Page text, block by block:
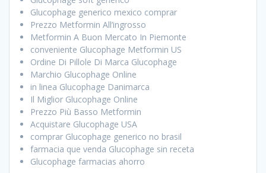
Glucophage generico mexico comprar
Prezzo Metformin All’ingrosso
Metformin A Buon Mercato In Piemonte
conveniente Glucophage Metformin US
Ordine Di Pillole Di Marca Glucophage
Marchio Glucophage Online
in linea Glucophage Danimarca
Il Miglior Glucophage Online
Prezzo Più Basso Metformin
Acquistare Glucophage USA
comprar Glucophage generico no brasil
farmacia que venda Glucophage sin receta
Glucophage farmacias ahorro